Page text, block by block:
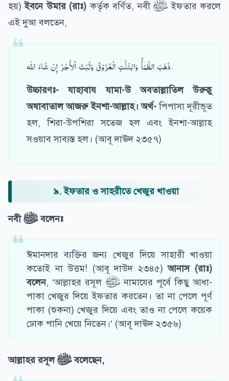
হয়)ইবনে উমার (রাঃ) কর্তৃক বর্ণিত, নবী ﷺ ইফতার করলে
এই দুআ বলতেন,
ذَهَبَ الظَّمَأُ وَابْتَلَّتِ الْعُرُوْقُ وَثَبَتَ ألأَجْرُ إِنْ شَاءَ الله.
উচ্চারণঃ- যাহাবায যামা-উ অবতাল্লাতিল উরুক্বু
অষাবাতাল আজরু ইনশা-আল্লাহ। অর্থ-পিপাসা দূরীভূত
হল, শিরা-উপশিরা সতেজ হল এবং ইনশা-আল্লাহ
সওয়াব সাব্যস্ত হল। (আবূ দাঊদ ২৩৫৭)
৯. ইফতার ও সাহরীতে খেজুর খাওয়া
নবীﷺ বলেনঃ
ঈমানদার ব্যক্তির জন্য খেজুর দিয়ে সাহারী খাওয়া
কতোই না উত্তম! (আবূ দাউদ ২৩৪৫)আনাস (রাঃ)
বলেন, ‘আল্লাহর রসূল ﷺ নামাযের পূর্বে কিছু আধা-
পাকা খেজুর দিয়ে ইফতার করতেন। তা না পেলে পূর্ণ
পাকা (শুকনা) খেজুর দিয়ে এবং তাও না পেলে কয়েক
ঢোক পানি খেয়ে নিতেন।’ (আবূ দাঊদ ২৩৫৬)
আল্লাহর রসূলﷺ বলেছেন,